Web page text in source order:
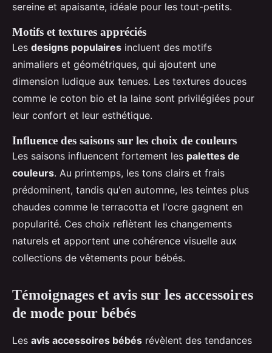
sereine et apaisante, idéale pour les tout-petits.
Motifs et textures appréciés
Les designs populaires incluent des motifs
animaliers et géométriques, qui ajoutent une
dimension ludique aux tenues. Les textures douces
comme le coton bio et la laine sont privilégiées pour
leur confort et leur esthétique.
Influence des saisons sur les choix de couleurs
Les saisons influencent fortement les palettes de
couleurs. Au printemps, les tons clairs et frais
prédominent, tandis qu'en automne, les teintes plus
chaudes comme le terracotta et l'ocre gagnent en
popularité. Ces choix reflètent les changements
naturels et apportent une cohérence visuelle aux
collections de vêtements pour bébés.
Témoignages et avis sur les accessoires
de mode pour bébés
Les avis accessoires bébés révèlent des tendances